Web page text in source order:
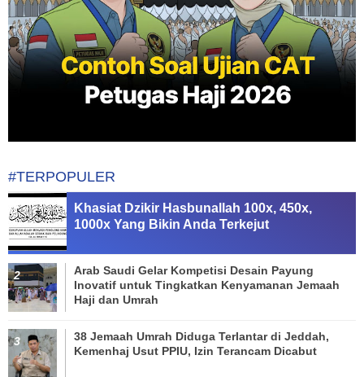
#TERPOPULER
Khasiat Dzikir Hasbunallah 100x, 450x,
1000x Yang Bikin Anda Terkejut
Arab Saudi Gelar Kompetisi Desain Payung
Inovatif untuk Tingkatkan Kenyamanan Jemaah
Haji dan Umrah
38 Jemaah Umrah Diduga Terlantar di Jeddah,
Kemenhaj Usut PPIU, Izin Terancam Dicabut